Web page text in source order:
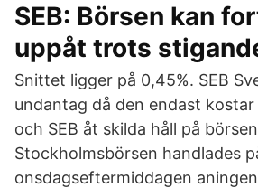
SEB: Börsen kan
uppåt trots
Snittet ligger på 0,45%. SEB
undantag då den endast kostar
och SEB åt skilda håll på börsen
Stockholmsbörsen handlades
onsdagseftermiddagen